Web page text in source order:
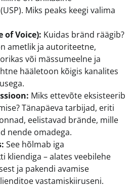
Miks peaks keegi valima
of Voice): Kuidas bränd räägib?
ametlik ja autoriteetne,
või mässumeelne ja
hääletoon kõigis kanalites
Miks ettevõte eksisteerib
Tänapäeva tarbijad, eriti
eelistavad brände, mille
nende omadega.
See hõlmab iga
kliendiga – alates veebilehe
ja pakendi avamise
vastamiskiiruseni.